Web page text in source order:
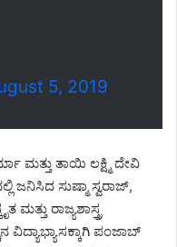
5, 2019
ಮತ್ತು ತಾಯಿ ಲಕ್ಷ್ಮಿ ದೇವಿ
ಸುಷ್ಮಾ ಸ್ವರಾಜ್,
ರಾಜ್ಯಶಾಸ್ತ್ರ
ಪಂಜಾಬ್‌